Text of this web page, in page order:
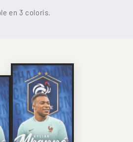
en 3 coloris.